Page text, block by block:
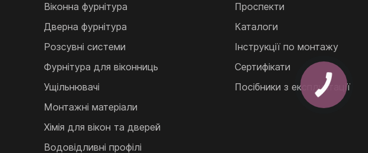
Віконна фурнітура
Дверна фурнітура
Розсувні системи
Фурнітура для віконниць
Ущільнювачі
Монтажні матеріали
Хімія для вікон та дверей
Водовідливні профілі
Проспекти
Каталоги
Інструкції по монтажу
Сертифікати
Посібники з експлуатації